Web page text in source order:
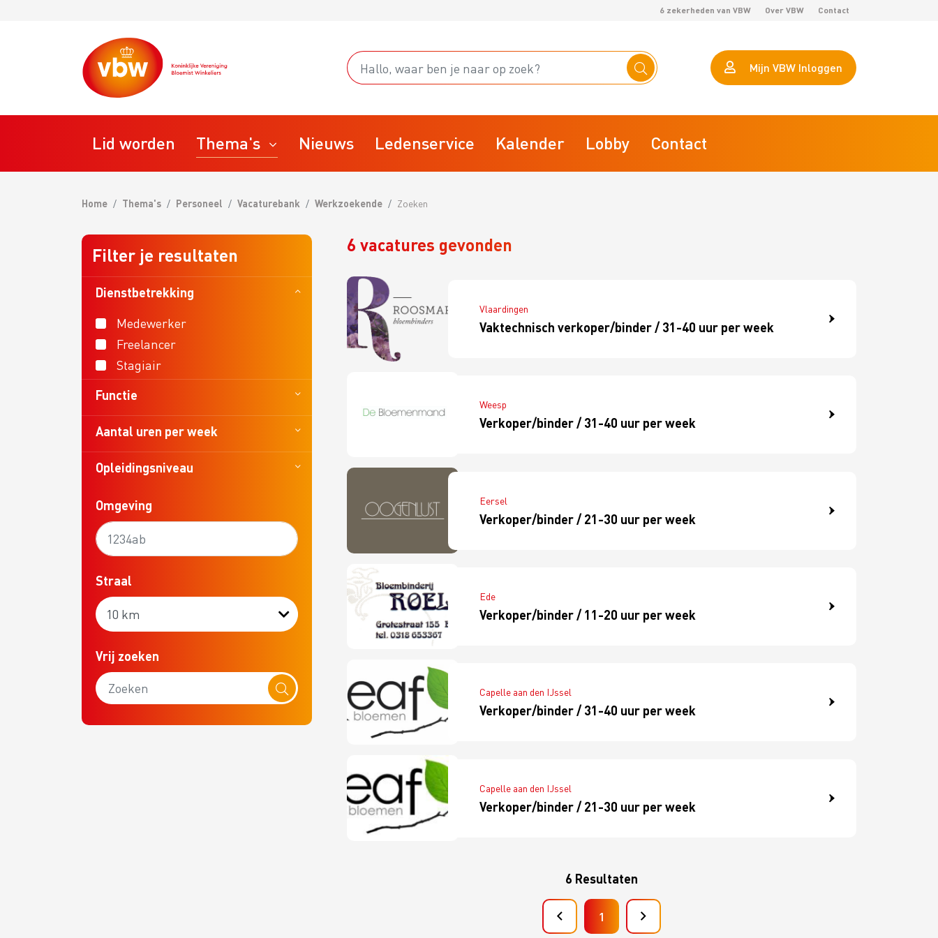
Mijn VBW Inloggen
6 zekerheden van VBW Over VBW Contact
Lid worden Thema's
Bedrijfsvoering
Stoppen
VBW Risk
VBW Marktplaats
VBW Kennisdocumenten
Floral Profit
Verhoging btw op sierteelt
Personeel
Promotie
Vakmanschap
Duurzaamheid
Nieuws Ledenservice Kalender Lobby Contact
Home Thema's Personeel Vacaturebank Werkzoekende Zoeken
Filter je resultaten
Dienstbetrekking
Medewerker
Freelancer
Stagiair
Functie
Aantal uren per week
Opleidingsniveau
Omgeving
Straal
Vrij zoeken
6 vacatures gevonden
Vlaardingen
Vaktechnisch verkoper/binder / 31-40 uur per week
Weesp
Verkoper/binder / 31-40 uur per week
Eersel
Verkoper/binder / 21-30 uur per week
Ede
Verkoper/binder / 11-20 uur per week
Capelle aan den IJssel
Verkoper/binder / 31-40 uur per week
Capelle aan den IJssel
Verkoper/binder / 21-30 uur per week
6 Resultaten
1